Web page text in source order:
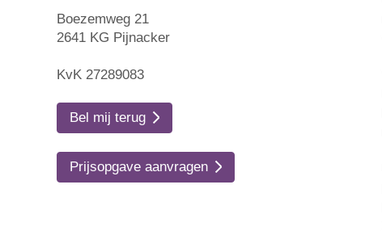
Boezemweg 21
2641 KG Pijnacker
KvK 27289083
Bel mij terug
Prijsopgave aanvragen